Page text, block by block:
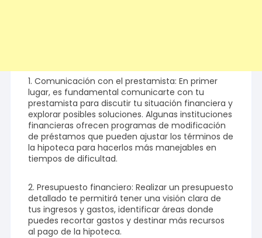
1. Comunicación con el prestamista: En primer
lugar, es fundamental comunicarte con tu
prestamista para discutir tu situación financiera y
explorar posibles soluciones. Algunas instituciones
financieras ofrecen programas de modificación
de préstamos que pueden ajustar los términos de
la hipoteca para hacerlos más manejables en
tiempos de dificultad.
2. Presupuesto financiero: Realizar un presupuesto
detallado te permitirá tener una visión clara de
tus ingresos y gastos, identificar áreas donde
puedes recortar gastos y destinar más recursos
al pago de la hipoteca.